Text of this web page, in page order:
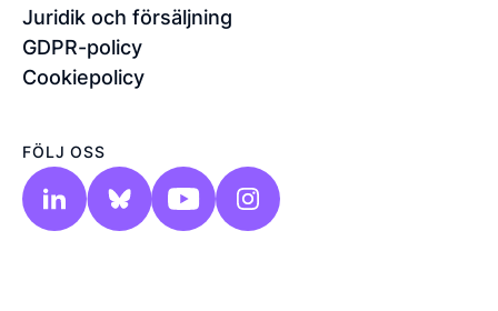
Juridik och försäljning
GDPR-policy
Cookiepolicy
FÖLJ OSS